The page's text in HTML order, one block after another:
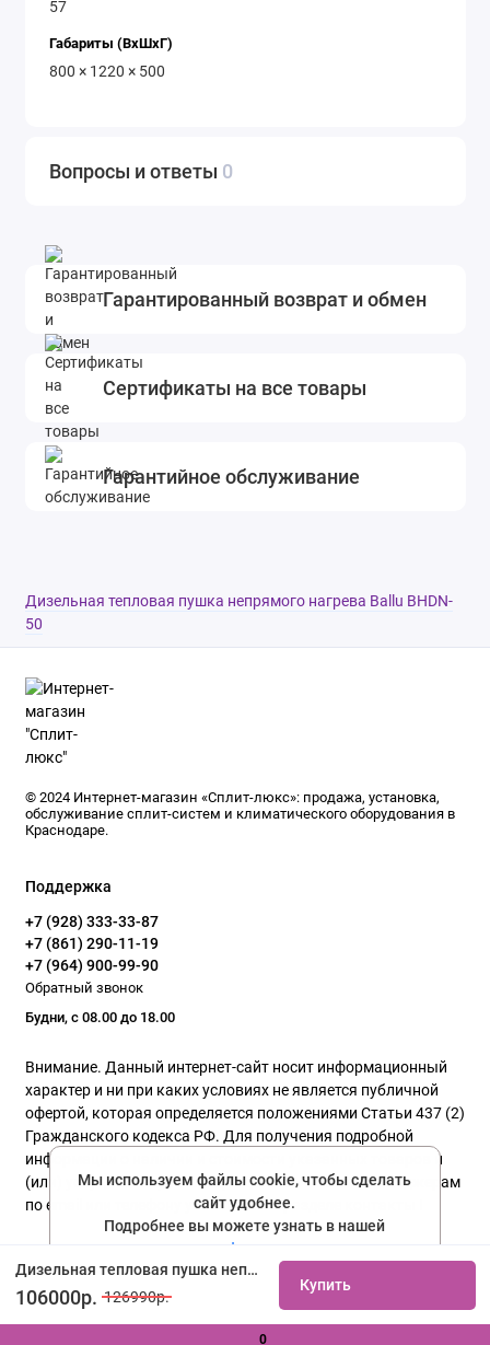
0
Дизельная тепловая пушка непрямого нагрева Ballu BHDN-50 купить не дорого с установкой. Большой выбор товаров в каталоге, скидки, акции, гарантия.
106000р. 126990р.
Купить
57
Габариты (ВхШхГ)
800 × 1220 × 500
Вопросы и ответы 0
Гарантированный возврат и обмен
Сертификаты на все товары
Гарантийное обслуживание
Дизельная тепловая пушка непрямого нагрева Ballu BHDN-
50
© 2024 Интернет-магазин «Сплит-люкс»: продажа, установка,
обслуживание сплит-систем и климатического оборудования в
Краснодаре.
Поддержка
+7 (928) 333-33-87
+7 (861) 290-11-19
+7 (964) 900-99-90
Обратный звонок
Будни, с 08.00 до 18.00
Внимание. Данный интернет-сайт носит информационный
характер и ни при каких условиях не является публичной
офертой, которая определяется положениями Статьи 437 (2)
Гражданского кодекса РФ. Для получения подробной
информации о наличии и стоимости указанных товаров и
(или) услуг, пожалуйста, обращайтесь к нашим менеджерам
по email или телефону указанного в разделе контакты !
Мы используем файлы cookie, чтобы сделать
сайт удобнее.
Подробнее вы можете узнать в нашей
политике конфиденциальности